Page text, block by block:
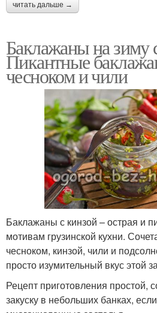
читать дальше →
Баклажаны на зиму
Пикантные
чесноком и чили
Баклажаны с кинзой – острая и
мотивам грузинской кухни.
чесноком, кинзой, чили и
просто изумительный вкус этой
Рецепт приготовления простой,
закуску в небольших банках,